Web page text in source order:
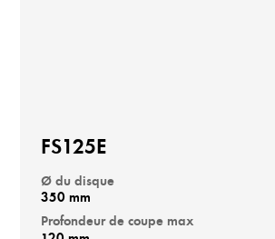
FS125E
Ø du disque
350 mm
Profondeur de coupe max